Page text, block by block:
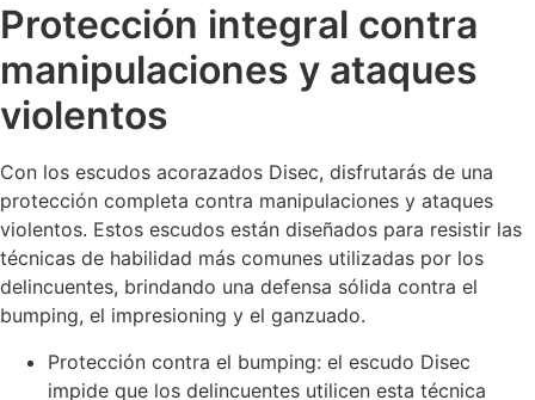
Protección integral contra
manipulaciones y ataques
violentos
Con los escudos acorazados Disec, disfrutarás de una
protección completa contra manipulaciones y ataques
violentos. Estos escudos están diseñados para resistir las
técnicas de habilidad más comunes utilizadas por los
delincuentes, brindando una defensa sólida contra el
bumping, el impresioning y el ganzuado.
Protección contra el bumping: el escudo Disec
impide que los delincuentes utilicen esta técnica